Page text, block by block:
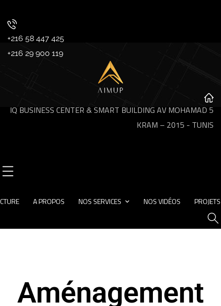
+216 58 447 425
+216 29 900 119
IQ BUSINESS CENTER & SMART BUILDING AV MOHAMAD 5
KRAM – 2015 - TUNIS
A PROPOS NOS SERVICES NOS VIDÉOS PROJETS
Aménagement